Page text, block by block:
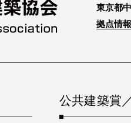
東京都
拠点情
公共建築賞